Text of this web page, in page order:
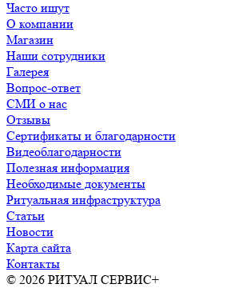
Часто ищут
О компании
Магазин
Наши сотрудники
Галерея
Вопрос-ответ
СМИ о нас
Отзывы
Сертификаты и благодарности
Видеоблагодарности
Полезная информация
Необходимые документы
Ритуальная инфраструктура
Статьи
Новости
Карта сайта
Контакты
© 2026 РИТУАЛ СЕРВИС+